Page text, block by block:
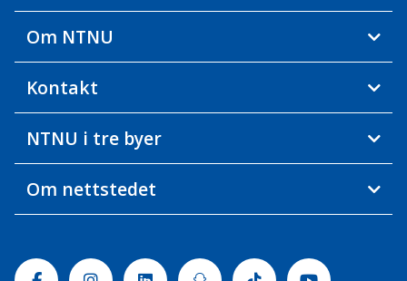
Om NTNU
Kontakt
NTNU i tre byer
Om nettstedet